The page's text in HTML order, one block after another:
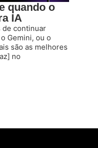
quando o
IA
de continuar
Gemini, ou o
são as melhores
no